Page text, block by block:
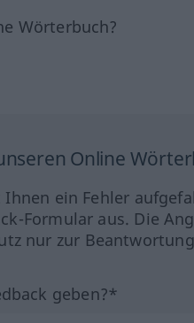
Wörterbuch?
Online
ein Fehler
Formular aus. Die
nur zur
geben?*